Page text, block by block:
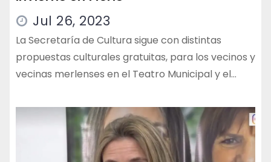
Jul 26, 2023
La Secretaría de Cultura sigue con distintas
propuestas culturales gratuitas, para los vecinos y
vecinas merlenses en el Teatro Municipal y el…